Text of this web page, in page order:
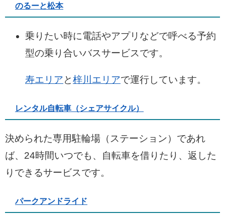
のるーと松本
乗りたい時に電話やアプリなどで呼べる予約
型の乗り合いバスサービスです。
寿エリアと梓川エリアで運行しています。
レンタル自転車（シェアサイクル）
決められた専用駐輪場（ステーション）であれ
ば、24時間いつでも、自転車を借りたり、返した
りできるサービスです。
パークアンドライド